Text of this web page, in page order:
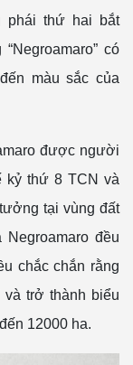
phái thứ hai bắt
có
màu sắc của
được người
kỷ thứ 8 TCN và
tại vùng đất
đều
chắc chắn rằng
và trở thành biểu
12000 ha.